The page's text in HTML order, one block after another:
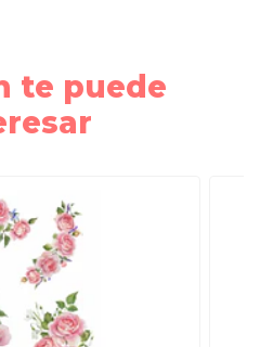
te puede